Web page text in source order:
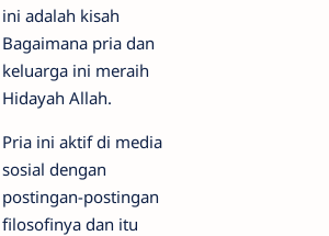
ini adalah kisah
Bagaimana pria dan
keluarga ini meraih
Hidayah Allah.
Pria ini aktif di media
sosial dengan
postingan-postingan
filosofinya dan itu